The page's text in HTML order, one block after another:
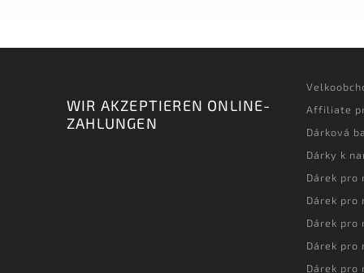
WIR AKZEPTIEREN ONLINE-
ZAHLUNGEN
Affiliate
Dárková
Dárky k
Dárek pro
Dárek pro
Dárek pro
Dárek pro
Dárek pro